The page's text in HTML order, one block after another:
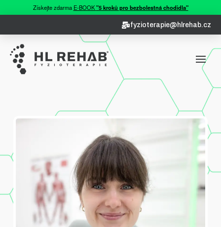
Získejte zdarma E-BOOK"5 kroků pro bezbolestná chodidla"
fyzioterapie@hlrehab.cz